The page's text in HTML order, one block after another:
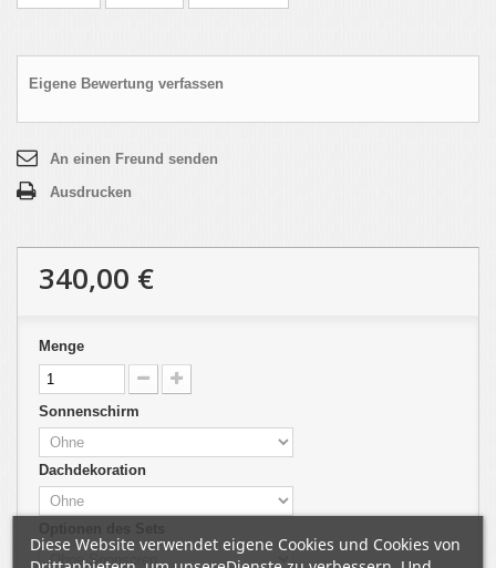
Eigene Bewertung verfassen
An einen Freund senden
Ausdrucken
340,00 €
Menge
Sonnenschirm
Dachdekoration
Diese Website verwendet eigene Cookies und Cookies von